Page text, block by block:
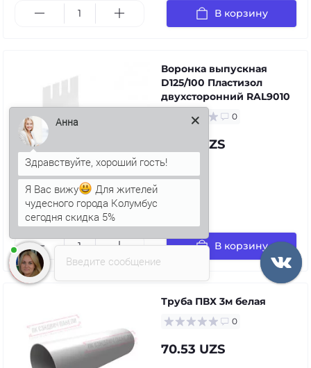
В корзину
в наличии
Воронка выпускная
D125/100 Пластизол
двухсторонний RAL9010
0
72.98 UZS
В корзину
Труба ПВХ 3м белая
0
70.53 UZS
Введите сообщение
Анна
Я Вас вижу
Для жителей
чудесного города Колумбус
сегодня скидка 5%